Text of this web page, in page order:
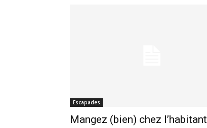
Escapades
Mangez (bien) chez l’habitant